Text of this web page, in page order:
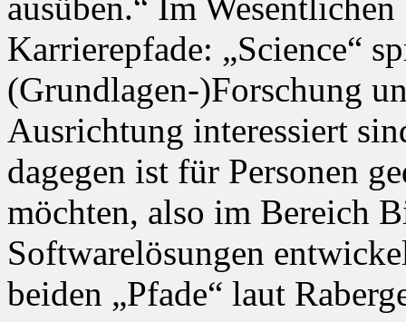
Karrierepfade: „Science“
(Grundlagen-)Forschung
Ausrichtung interessiert
dagegen ist für Personen
möchten, also im Bereich
Softwarelösungen
beiden „Pfade“ laut